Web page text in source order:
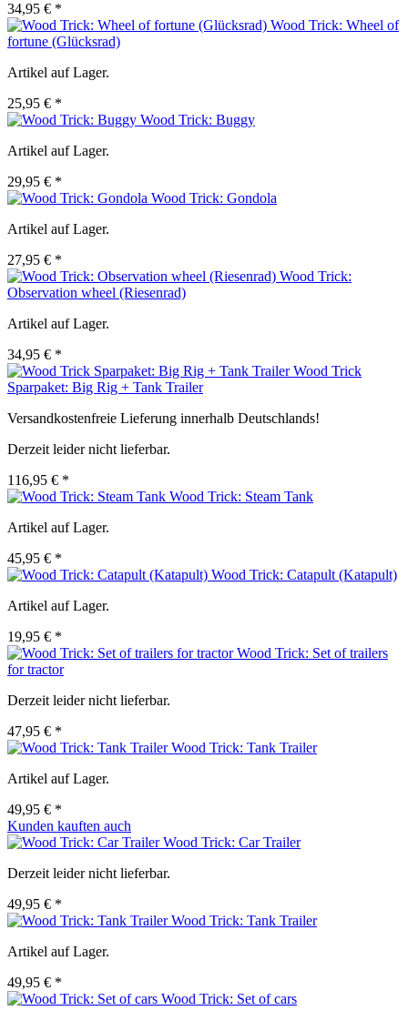
34,95 € *
Wood Trick: Wheel of
fortune (Glücksrad)
Artikel auf Lager.
25,95 € *
Wood Trick: Buggy
Artikel auf Lager.
29,95 € *
Wood Trick: Gondola
Artikel auf Lager.
27,95 € *
Wood Trick:
Observation wheel (Riesenrad)
Artikel auf Lager.
34,95 € *
Wood Trick
Sparpaket: Big Rig + Tank Trailer
Versandkostenfreie Lieferung innerhalb Deutschlands!
Derzeit leider nicht lieferbar.
116,95 € *
Wood Trick: Steam Tank
Artikel auf Lager.
45,95 € *
Wood Trick: Catapult (Katapult)
Artikel auf Lager.
19,95 € *
Wood Trick: Set of trailers
for tractor
Derzeit leider nicht lieferbar.
47,95 € *
Wood Trick: Tank Trailer
Artikel auf Lager.
49,95 € *
Kunden kauften auch
Wood Trick: Car Trailer
Derzeit leider nicht lieferbar.
49,95 € *
Wood Trick: Tank Trailer
Artikel auf Lager.
49,95 € *
Wood Trick: Set of cars